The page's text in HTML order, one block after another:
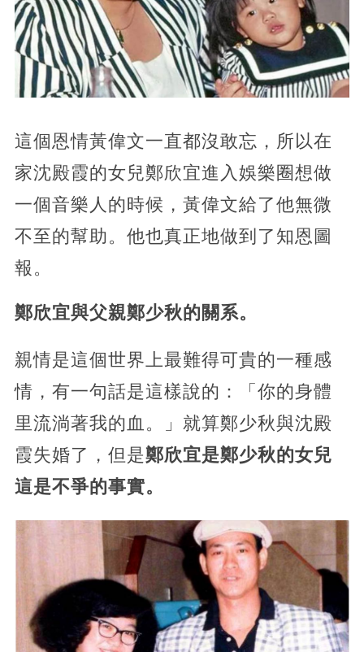
這個恩情黃偉文一直都沒敢忘，所以在
家沈殿霞的女兒鄭欣宜進入娛樂圈想做
一個音樂人的時候，黃偉文給了他無微
不至的幫助。他也真正地做到了知恩圖
報。
鄭欣宜與父親鄭少秋的關系。
親情是這個世界上最難得可貴的一種感
情，有一句話是這樣說的：「你的身體
里流淌著我的血。」就算鄭少秋與沈殿
霞失婚了，但是鄭欣宜是鄭少秋的女兒
這是不爭的事實。